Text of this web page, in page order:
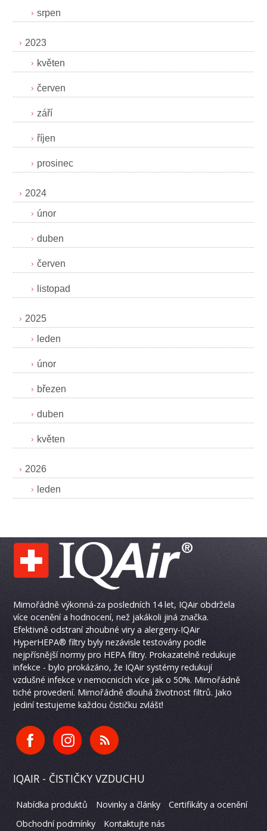
srpen
2023
květen
červen
září
říjen
prosinec
2024
únor
duben
červen
listopad
2025
leden
únor
březen
duben
květen
2026
leden
Mimořádně výkonná-za posledních 14 let, IQAir obdržela
více ocenění a hodnocení, než jakákoli jiná značka.
Efektivně odstraní zhoubné viry a alergeny-IQAir
HyperHEPA® filtry byly nezávisle testovány podle
nejpřísnější normy pro HEPA filtry. Prokazatelně redukuje
infekce - bylo prokázáno, že IQAir systémy redukují
vzdušné infekce v nemocnicích více jak o 50%. Mimořádně
tiché provedení. Mimořádně dlouhá životnost filtrů. Jako
jediní testujeme každou čističku zvlášť!
IQAIR - ČISTIČKY VZDUCHU
Nabídka produktů Novinky a články
Certifikáty a ocenění
Obchodní podmínky
Kontaktujte nás